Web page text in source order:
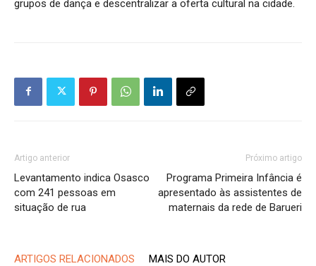
grupos de dança e descentralizar a oferta cultural na cidade.
Artigo anterior
Levantamento indica Osasco
com 241 pessoas em
situação de rua
Próximo artigo
Programa Primeira Infância é
apresentado às assistentes de
maternais da rede de Barueri
ARTIGOS RELACIONADOS MAIS DO AUTOR